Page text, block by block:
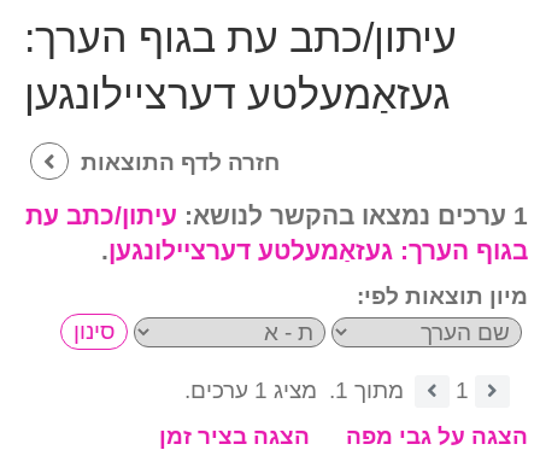
עיתון/כתב עת בגוף הערך:
געזאַמעלטע דערציילונגען
חזרה לדף התוצאות
1 ערכים נמצאו בהקשר לנושא:
עיתון/כתב עת
בגוף הערך: געזאַמעלטע דערציילונגען.
מיון תוצאות לפי:
1 מתוך 1.
מציג 1 ערכים.
הצגה על גבי מפה
הצגה בציר זמן